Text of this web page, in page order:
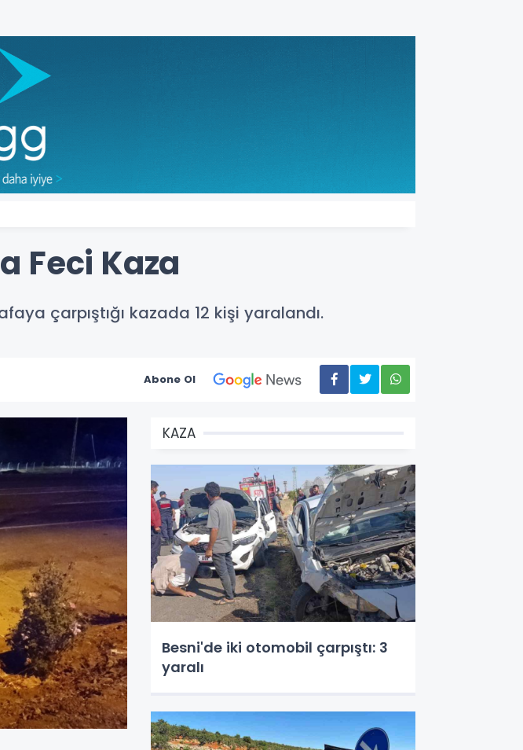
Feci Kaza
çarpıştığı kazada 12 kişi yaralandı.
Abone Ol
KAZA
Besni'de iki otomobil çarpıştı: 3
yaralı